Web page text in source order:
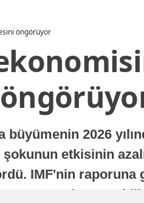
öngörüyor
2026
etkisinin
IMF'nin raporuna
süreci